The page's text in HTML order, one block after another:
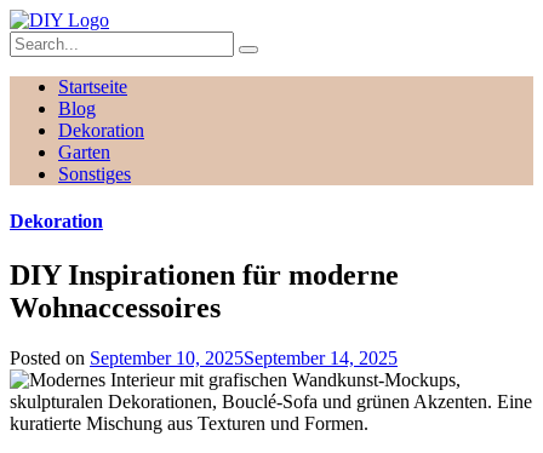
Startseite
Blog
Dekoration
Garten
Sonstiges
Dekoration
DIY Inspirationen für moderne
Wohnaccessoires
Posted on September 10, 2025September 14, 2025